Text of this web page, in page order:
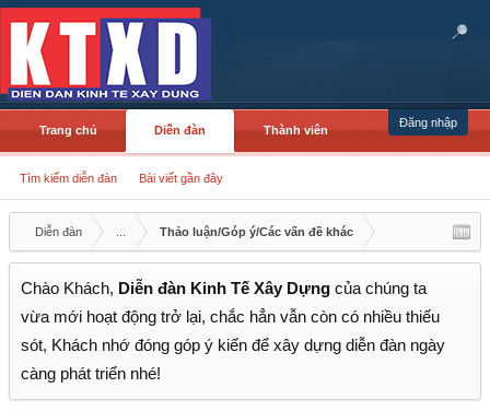
Đăng nhập
Trang chủ Diễn đàn
Tìm kiếm diễn đàn Bài viết gần đây
Thành viên
Diễn đàn Thảo luận/Góp ý/Các vấn đề khác
Chào Khách, Diễn đàn Kinh Tế Xây Dựng của chúng ta
vừa mới hoạt động trở lại, chắc hẳn vẫn còn có nhiều thiếu
sót, Khách nhớ đóng góp ý kiến để xây dựng diễn đàn ngày
càng phát triển nhé!